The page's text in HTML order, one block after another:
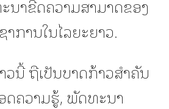
າຂີດຄວາມສາມາດຂອງ
ການໃນໄລຍະຍາວ.
ນີ້ ຖືເປັນບາດກ້າວສຳຄັນ
ດຄວາມຮູ້, ພັດທະນາ